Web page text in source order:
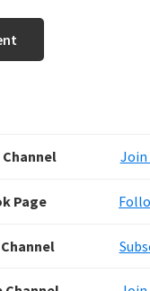
Join
Page